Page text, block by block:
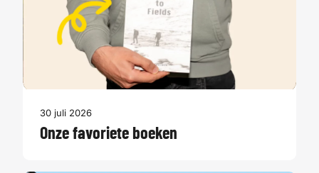
30 juli 2026
Onze favoriete boeken